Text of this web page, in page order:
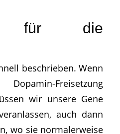
für die
beschrieben. Wenn
Freisetzung
wir unsere Gene
auch dann
wo sie normalerweise